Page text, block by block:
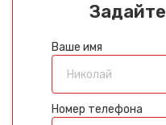
Ваше имя
Номер телефона